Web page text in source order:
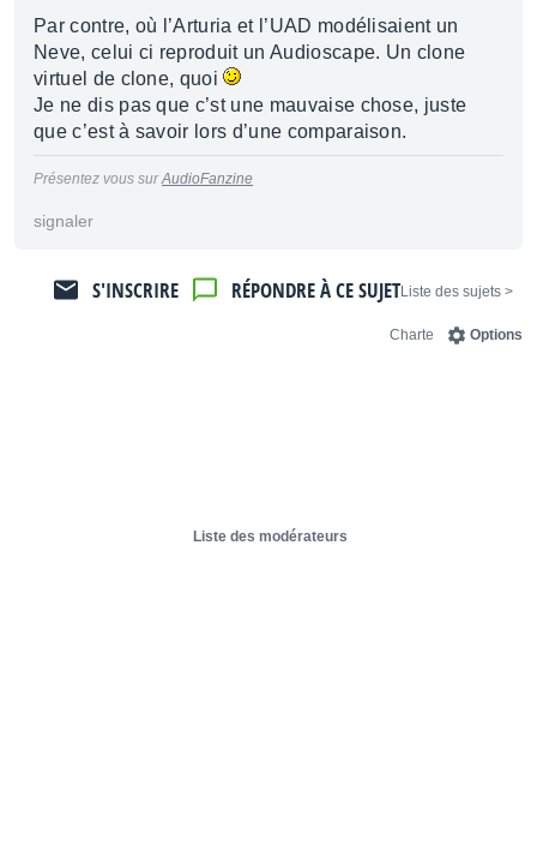
Par contre, où l’Arturia et l’UAD modélisaient un
Neve, celui ci reproduit un Audioscape. Un clone
virtuel de clone, quoi
Je ne dis pas que c’st une mauvaise chose, juste
que c’est à savoir lors d’une comparaison.
Présentez vous surAudioFanzine
signaler
< Liste des sujets
RÉPONDRE À CE SUJET
S'INSCRIRE
Options
Charte
Liste des modérateurs